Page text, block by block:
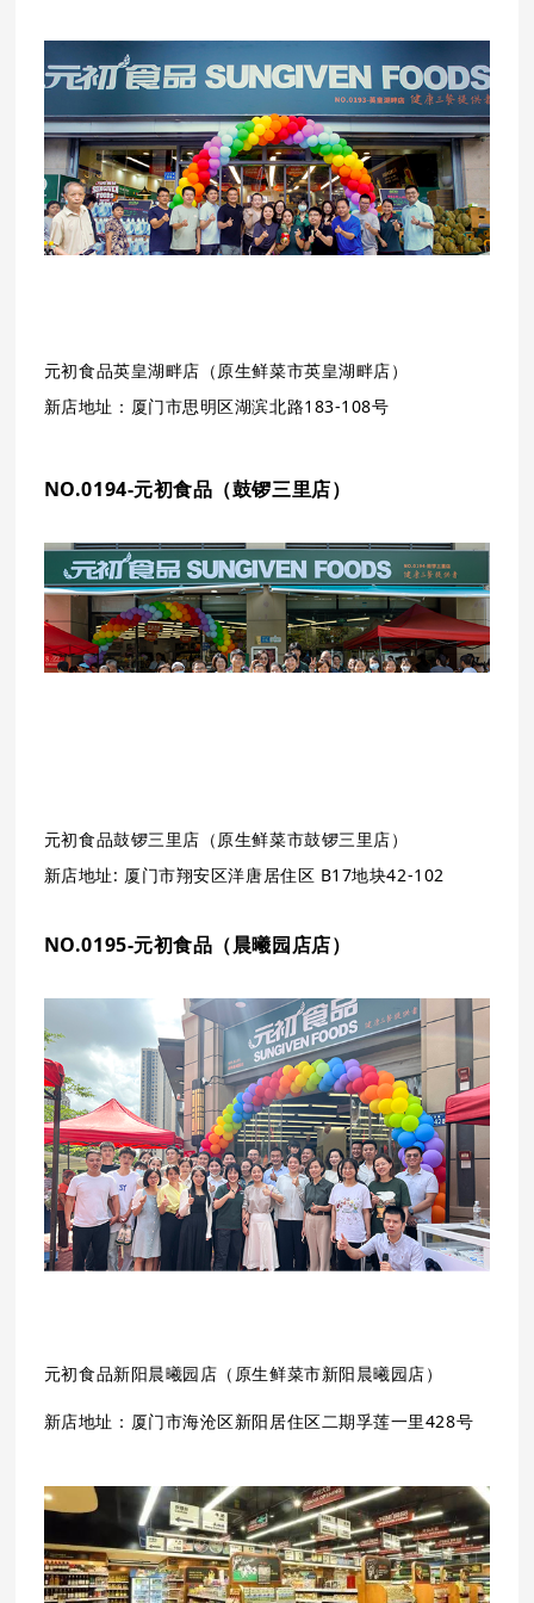
元初食品英皇湖畔店（原生鲜菜市英皇湖畔店）
新店地址： 厦门市思明区湖滨北路183-108号
NO.0194-元初食品（鼓锣三里店）
元初食品鼓锣三里店（原生鲜菜市鼓锣三里店）
新店地址: 厦门市翔安区洋唐居住区 B17地块42-102
NO.0195-元初食品 （晨曦园店店）
元初食品新阳晨曦园店（原生鲜菜市新阳晨曦园店）
新店地址： 厦门市海沧区新阳居住区二期孚莲一里428号